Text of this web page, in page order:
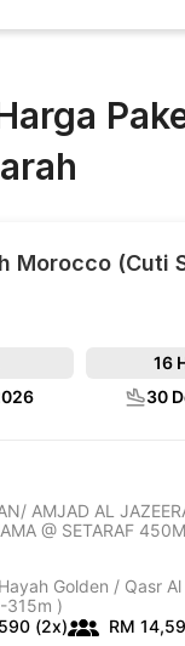
Morocco (Cuti
16
30
AMJAD AL
@ SETARAF
Golden / Qasr Al
315m )
(2x)
RM